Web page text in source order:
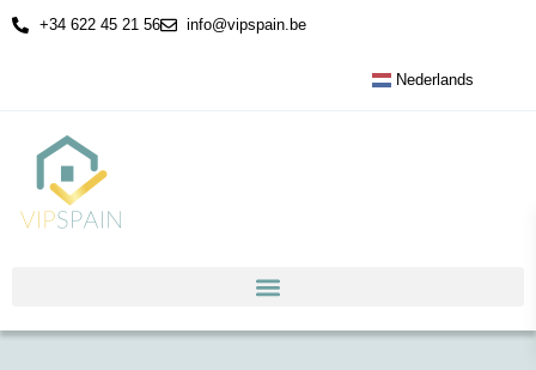
+34 622 45 21 56 info@vipspain.be
Nederlands